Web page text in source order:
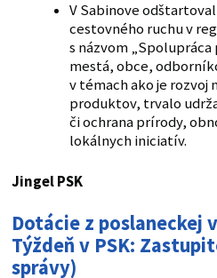
V Sabinove
cestovného ruchu v
s názvom
mestá, obce,
v témach ako je
produktov, trvalo
či ochrana prírody,
lokálnych iniciatív.
Jingel PSK
Dotácie z poslaneckej
Týždeň v PSK:
správy)